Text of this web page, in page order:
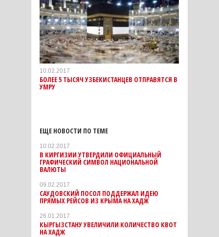
10.02.2017
БОЛЕЕ 5 ТЫСЯЧ УЗБЕКИСТАНЦЕВ ОТПРАВЯТСЯ В
УМРУ
ЕЩЕ НОВОСТИ ПО ТЕМЕ
10.02.2017
В КИРГИЗИИ УТВЕРДИЛИ ОФИЦИАЛЬНЫЙ
ГРАФИЧЕСКИЙ СИМВОЛ НАЦИОНАЛЬНОЙ
ВАЛЮТЫ
09.02.2017
САУДОВСКИЙ ПОСОЛ ПОДДЕРЖАЛ ИДЕЮ
ПРЯМЫХ РЕЙСОВ ИЗ КРЫМА НА ХАДЖ
26.01.2017
КЫРГЫЗСТАНУ УВЕЛИЧИЛИ КОЛИЧЕСТВО КВОТ
НА ХАДЖ